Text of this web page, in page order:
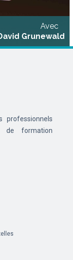
Avec
Grunewald
professionnels
de formation